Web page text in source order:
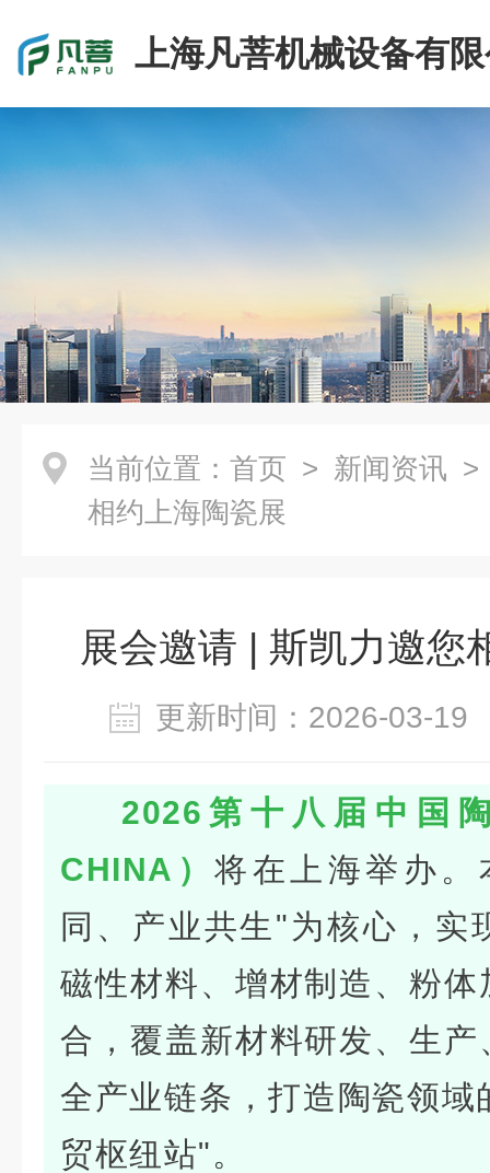
上海凡菩机械设备有
当前位置： 首页 > 新闻资讯 >
相约上海陶瓷展
展会邀请 | 斯凯力邀您
更新时间：2026-03-
2026第十八届中国
CHINA） 将在上海举办。
同、产业共生"为核心，实
磁性材料、增材制造、粉体
合，覆盖新材料研发、生
全产业链条，打造陶瓷领域
贸枢纽站"。